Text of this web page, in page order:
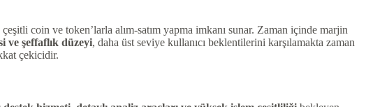
coin ve token’larla alım-satım yapma imkanı sunar. Zaman içinde marjin
ve şeffaflık düzeyi, daha üst seviye kullanıcı beklentilerini karşılamakta zaman
çekicidir.